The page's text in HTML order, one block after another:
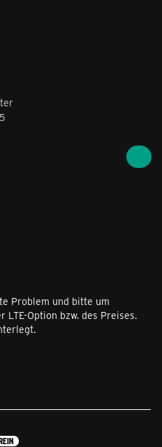
Problem und bitte um
LTE-Option bzw. des Preises.